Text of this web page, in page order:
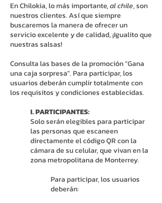
En Chilokia, lo más importante,al chile, son
nuestros clientes. Así que siempre
buscaremos la manera de ofrecer un
servicio excelente y de calidad, ¡Igualito que
nuestras salsas!
Consulta las bases de la promoción "Gana
una caja sorpresa". Para participar, los
usuarios deberán cumplir totalmente con
los requisitos y condiciones establecidas.
I. PARTICIPANTES:
Solo serán elegibles para participar
las personas que escaneen
directamente el código QR con la
cámara de su celular, que vivan en la
zona metropolitana de Monterrey.
Para participar, los usuarios
deberán: